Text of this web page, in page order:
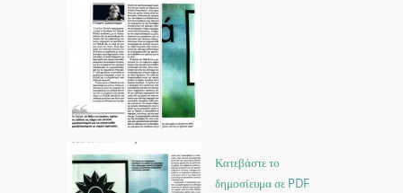
Κατεβάστε το
δημοσίευμα σε PDF